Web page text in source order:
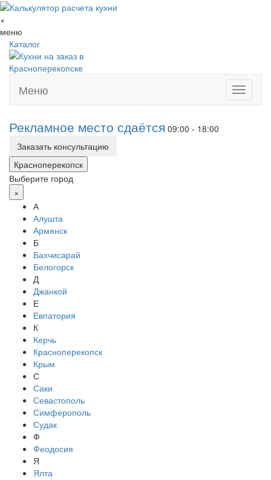
×
меню
Каталог
Toggle
Меню
Рекламное место сдаётся 09:00 - 18:00
Заказать консультацию
Красноперекопск
Выберите город
×
А
Алушта
Армянск
Б
Бахчисарай
Белогорск
Д
Джанкой
Е
Евпатория
К
Керчь
Красноперекопск
Крым
С
Саки
Севастополь
Симферополь
Судак
Ф
Феодосия
Я
Ялта